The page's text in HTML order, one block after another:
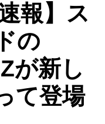
報】ス
の
が新し
て登場